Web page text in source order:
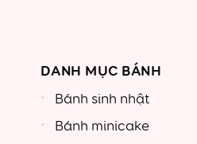
DANH MỤC BÁNH
Bánh sinh nhật
Bánh minicake